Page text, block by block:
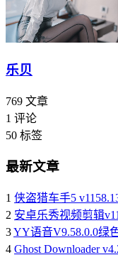
乐贝
769 文章
1 评论
50 标签
最新文章
1 侠盗猎车手5
2 安卓乐秀视频剪辑
3YY语音V9.58.0.0绿
4 Ghost Downloader